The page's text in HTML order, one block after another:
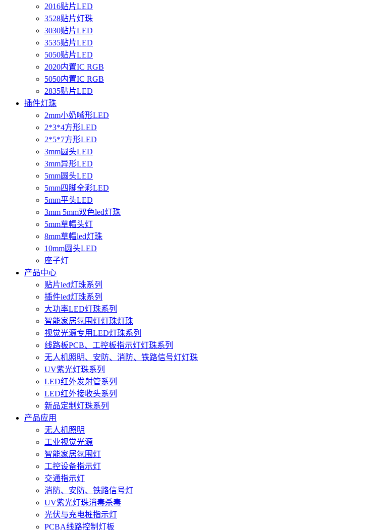
2016贴片LED
3528贴片灯珠
3030贴片LED
3535贴片LED
5050贴片LED
2020内置IC RGB
5050内置IC RGB
2835贴片LED
插件灯珠
2mm小奶嘴形LED
2*3*4方形LED
2*5*7方形LED
3mm圆头LED
3mm异形LED
5mm圆头LED
5mm四脚全彩LED
5mm平头LED
3mm 5mm双色led灯珠
5mm草帽头灯
8mm草帽led灯珠
10mm圆头LED
座子灯
产品中心
贴片led灯珠系列
插件led灯珠系列
大功率LED灯珠系列
智能家居氛围灯灯珠灯珠
视觉光源专用LED灯珠系列
线路板PCB、工控板指示灯灯珠系列
无人机照明、安防、消防、铁路信号灯灯珠
UV紫光灯珠系列
LED红外发射管系列
LED红外接收头系列
新品定制灯珠系列
产品应用
无人机照明
工业视觉光源
智能家居氛围灯
工控设备指示灯
交通指示灯
消防、安防、铁路信号灯
UV紫光灯珠消毒杀毒
光伏与充电桩指示灯
PCBA线路控制灯板